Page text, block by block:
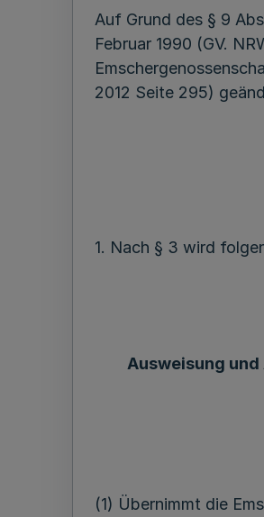
Auf Grund des § 9
Februar 1990 (GV.
2012 Seite 295)
1. Nach § 3 wird
Ausweisung
(1) Übernimmt die